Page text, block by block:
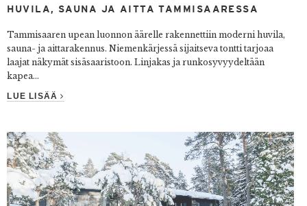
HUVILA, SAUNA JA AITTA TAMMISAARESSA
Tammisaaren upean luonnon äärelle rakennettiin moderni huvila,
sauna- ja aittarakennus. Niemenkärjessä sijaitseva tontti tarjoaa
laajat näkymät sisäsaaristoon. Linjakas ja runkosyvyydeltään
kapea...
LUE LISÄÄ